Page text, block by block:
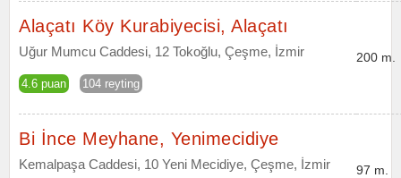
Alaçatı Köy Kurabiyecisi, Alaçatı
Uğur Mumcu Caddesi, 12 Tokoğlu, Çeşme, İzmir
4.6 puan 104 reyting
200 m.
Bi İnce Meyhane, Yenimecidiye
Kemalpaşa Caddesi, 10 Yeni Mecidiye, Çeşme, İzmir 97 m.